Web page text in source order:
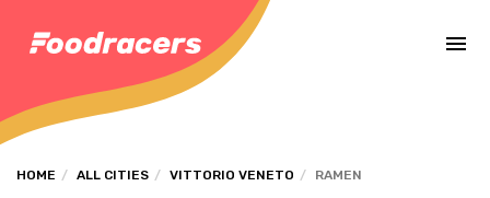
HOME ALL CITIES VITTORIO VENETO RAMEN